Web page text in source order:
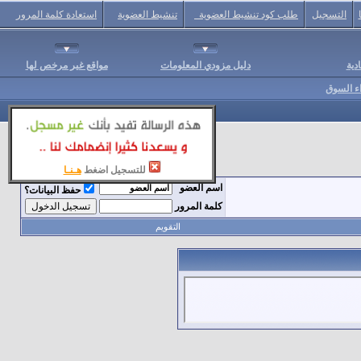
للتسجيل اضغط هـنـا
التسجيل طلب كود تنشيط العضوية تنشيط العضوية استعادة كلمة المرور
دليل مزودي المعلومات مواقع غير مرخص لها
السوق
اسم العضو
حفظ البيانات؟
كلمة المرور
التقويم